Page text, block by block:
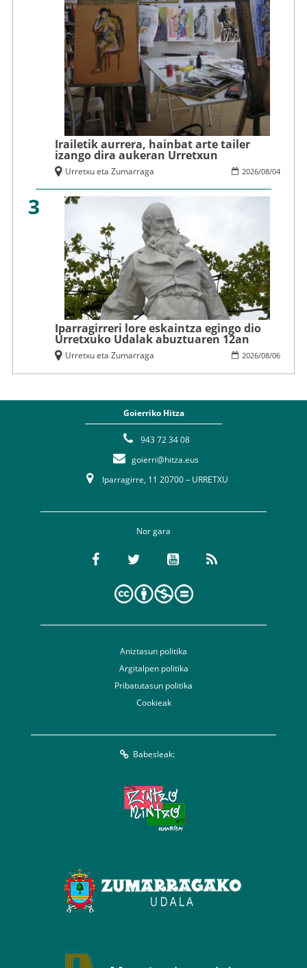
Irailetik aurrera, hainbat arte tailer
izango dira aukeran Urretxun
2026/08/04
Urretxu eta Zumarraga
3
Iparragirreri lore eskaintza egingo dio
Urretxuko Udalak abuztuaren 12an
2026/08/06
Urretxu eta Zumarraga
Goierriko Hitza
943 72 34 08
goierri@hitza.eus
Iparragirre, 11 20700 – URRETXU
Nor gara
Aniztasun politika
Argitalpen politika
Pribatutasun politika
Cookieak
Babesleak: